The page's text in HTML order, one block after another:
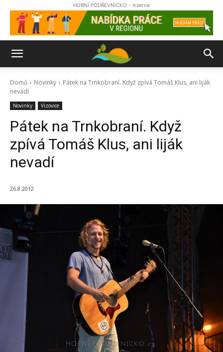
HORNÍ PODŘEVNICKO - inzerce
Domů Novinky
Pátek na Trnkobraní. Když zpívá Tomáš Klus, ani liják
nevadí
Novinky Vizovice
Pátek na Trnkobraní. Když
zpívá Tomáš Klus, ani liják
nevadí
26.8.2012